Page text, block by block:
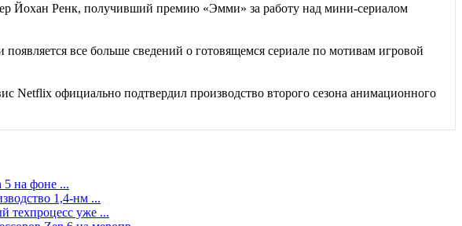
Йохан Ренк, получивший премию «Эмми» за работу над мини-сериалом
все больше сведений о готовящемся сериале по мотивам игровой
Netflix официально подтвердил производство второго сезона анимационного
5 на фоне ...
1,4-нм ...
техпроцесс уже ...